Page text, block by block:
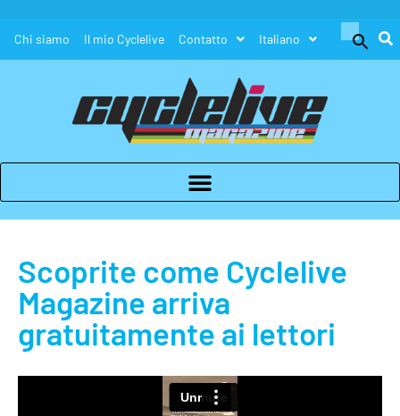
Chi siamo Il mio Cyclelive Contatto Italiano
Search
Search Button
Scoprite come Cyclelive
Magazine arriva
gratuitamente ai lettori